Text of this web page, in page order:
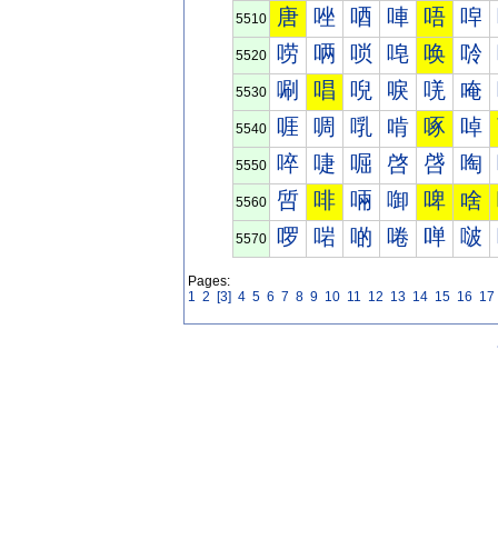
5510 唐 唑 唒 唓 唔 唕
5520 唠 唡 唢 唣 唤 唥
5530 唰 唱 唲 唳 唴 唵
5540 啀 啁 啂 啃 啄 啅
5550 啐 啑 啒 啓 啔 啕
5560 啠 啡 啢 啣 啤 啥
5570 啰 啱 啲 啳 啴 啵
Pages:
1 2 [3] 4 5 6 7 8 9 10 11 12 13 14 15 16 17